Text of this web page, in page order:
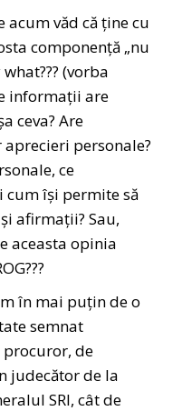
acum văd că ține cu
componență „nu
(vorba
informații are
ceva? Are
personale?
ce
cum își permite să
afirmații? Sau,
aceasta opinia
în mai puțin de o
semnat
procuror, de
judecător de la
SRI, cât de